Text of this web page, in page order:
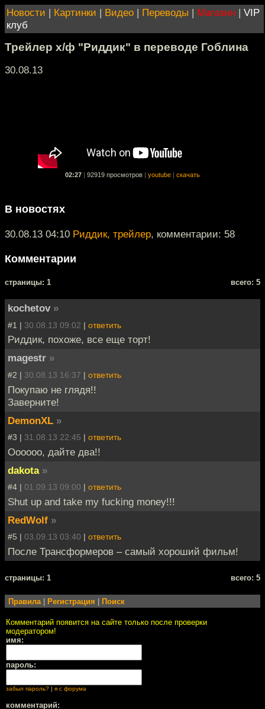
Новости | Картинки | Видео | Переводы | Магазин | VIP
клуб
Трейлер х/ф "Риддик" в переводе Гоблина
30.08.13
02:27 92919 просмотров youtube скачать
В новостях
30.08.13 04:10 Риддик, трейлер, комментарии: 58
Комментарии
cтраницы: 1 всего: 5
kochetov »
#1 | 30.08.13 09:02 | ответить
Риддик, похоже, все еще торт!
magestr »
#2 | 30.08.13 16:37 | ответить
Покупаю не глядя!!
Заверните!
DemonXL »
#3 | 31.08.13 22:45 | ответить
Оооооо, дайте два!!
dakota »
#4 | 01.09.13 09:00 | ответить
Shut up and take my fucking money!!!
RedWolf »
#5 | 03.09.13 03:40 | ответить
После Трансформеров – самый хороший фильм!
cтраницы: 1 всего: 5
Правила | Регистрация | Поиск
Комментарий появится на сайте только после проверки
модератором!
имя:
пароль:
забыл пароль? | я с форума
комментарий: